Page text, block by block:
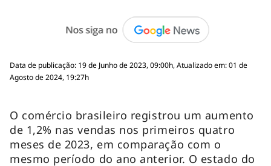
Data de publicação: 19 de Junho de 2023, 09:00h, Atualizado em: 01 de
Agosto de 2024, 19:27h
O comércio brasileiro registrou um aumento
de 1,2% nas vendas nos primeiros quatro
meses de 2023, em comparação com o
mesmo período do ano anterior. O estado do